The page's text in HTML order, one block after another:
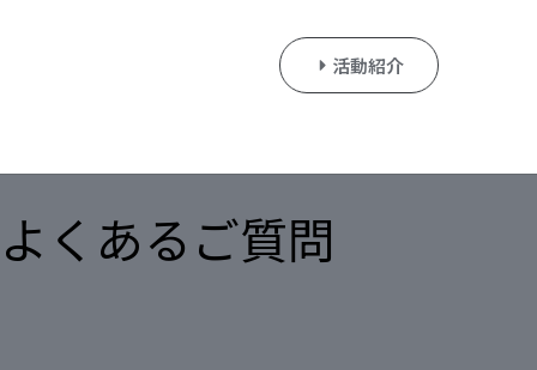
活動紹介
よくあるご質問